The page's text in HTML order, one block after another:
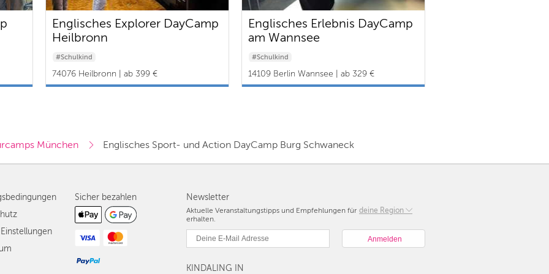
Englisches Explorer DayCamp
Heilbronn
#Schulkind
74076 Heilbronn | ab 399 €
Englisches Erlebnis DayCamp
am Wannsee
#Schulkind
14109 Berlin Wannsee | ab 329 €
München Englisches Sport- und Action DayCamp Burg Schwaneck
Newsletter
Aktuelle Veranstaltungstipps und Empfehlungen für deine Region
Berlin
Hamburg
erhalten.
KINDALING IN
Sicher bezahlen